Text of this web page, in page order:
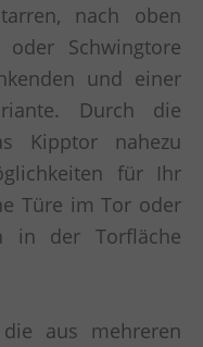
nach oben
Schwingtore
und einer
Durch die
Kipptor nahezu
für Ihr
Türe im Tor oder
in der Torfläche
aus mehreren